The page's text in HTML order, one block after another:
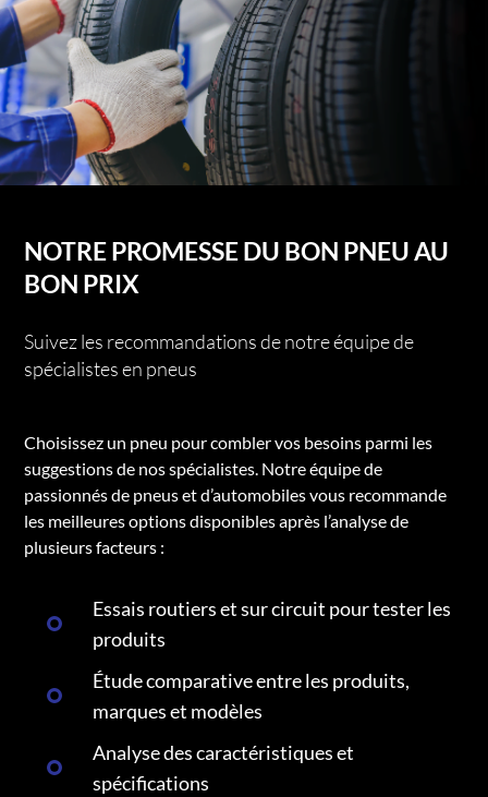
NOTRE PROMESSE DU BON PNEU AU
BON PRIX
Suivez les recommandations de notre équipe de
spécialistes en pneus
Choisissez un pneu pour combler vos besoins parmi les
suggestions de nos spécialistes. Notre équipe de
passionnés de pneus et d’automobiles vous recommande
les meilleures options disponibles après l’analyse de
plusieurs facteurs :
Essais routiers et sur circuit pour tester les
produits
Étude comparative entre les produits,
marques et modèles
Analyse des caractéristiques et
spécifications